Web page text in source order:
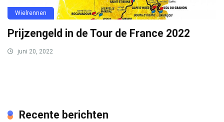
Wielrennen
Prijzengeld in de Tour de France 2022
juni 20, 2022
Recente berichten